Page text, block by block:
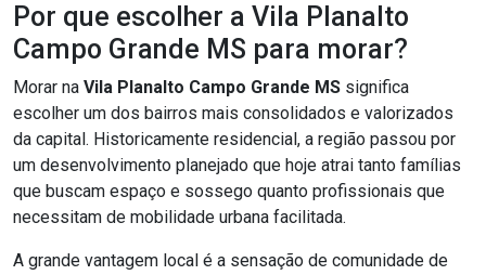
Por que escolher a Vila Planalto
Campo Grande MS para morar?
Morar na Vila Planalto Campo Grande MS significa
escolher um dos bairros mais consolidados e valorizados
da capital. Historicamente residencial, a região passou por
um desenvolvimento planejado que hoje atrai tanto famílias
que buscam espaço e sossego quanto profissionais que
necessitam de mobilidade urbana facilitada.
A grande vantagem local é a sensação de comunidade de